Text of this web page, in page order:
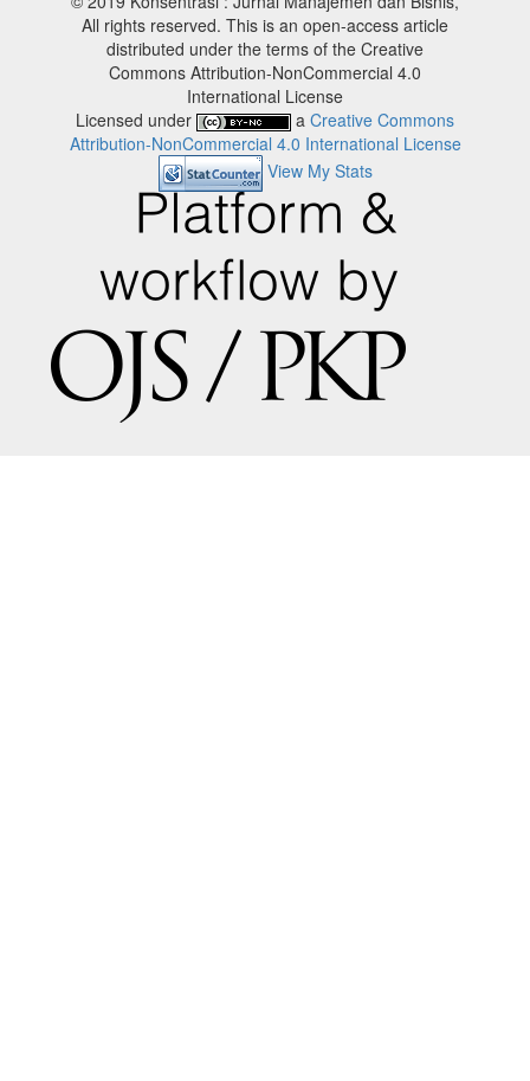
All rights reserved. This is an open-access article
distributed under the terms of the Creative
Commons Attribution-NonCommercial 4.0
International License
Licensed under
a Creative Commons
Attribution-NonCommercial 4.0 International License
View My Stats